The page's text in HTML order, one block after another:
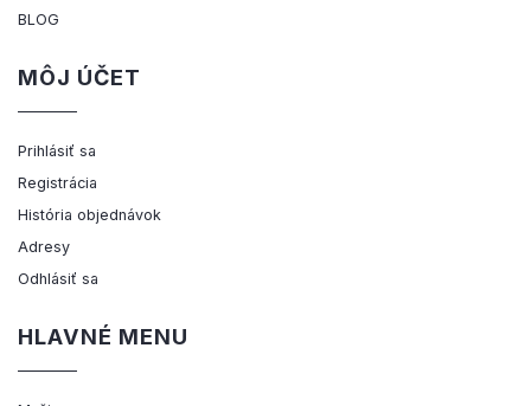
BLOG
MÔJ ÚČET
Prihlásiť sa
Registrácia
História objednávok
Adresy
Odhlásiť sa
HLAVNÉ MENU